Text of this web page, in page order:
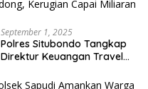
September 1, 2025
Polres Situbondo Tangkap
Direktur Keuangan Travel
Capai Miliaran Rupiah